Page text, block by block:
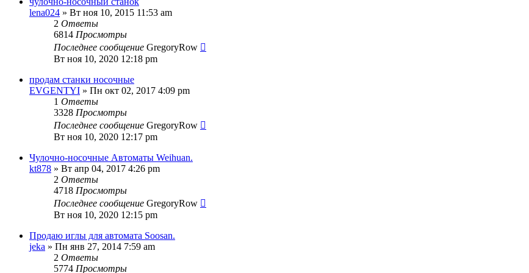
lena024 » Вт ноя 10, 2015 11:53 am
2 Ответы
6814 Просмотры
Последнее сообщение GregoryRow
Вт ноя 10, 2020 12:18 pm
продам станки носочные
EVGENTYI » Пн окт 02, 2017 4:09 pm
1 Ответы
3328 Просмотры
Последнее сообщение GregoryRow
Вт ноя 10, 2020 12:17 pm
Чулочно-носочные Автоматы Weihuan.
kt878 » Вт апр 04, 2017 4:26 pm
2 Ответы
4718 Просмотры
Последнее сообщение GregoryRow
Вт ноя 10, 2020 12:15 pm
Продаю иглы для автомата Soosan.
jeka » Пн янв 27, 2014 7:59 am
2 Ответы
5774 Просмотры